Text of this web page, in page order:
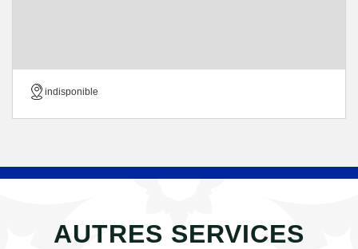
indisponible
AUTRES SERVICES